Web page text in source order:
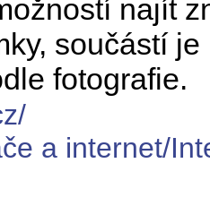
najít
součástí
fotografie.
a internet/